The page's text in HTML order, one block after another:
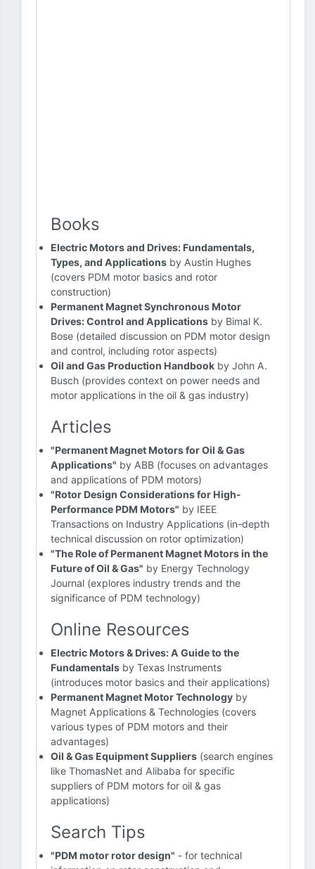
Books
Electric Motors and Drives: Fundamentals,
Types, and Applications by Austin Hughes
(covers PDM motor basics and rotor
construction)
Permanent Magnet Synchronous Motor
Drives: Control and Applications by Bimal K.
Bose (detailed discussion on PDM motor design
and control, including rotor aspects)
Oil and Gas Production Handbook by John A.
Busch (provides context on power needs and
motor applications in the oil & gas industry)
Articles
"Permanent Magnet Motors for Oil & Gas
Applications" by ABB (focuses on advantages
and applications of PDM motors)
"Rotor Design Considerations for High-
Performance PDM Motors" by IEEE
Transactions on Industry Applications (in-depth
technical discussion on rotor optimization)
"The Role of Permanent Magnet Motors in the
Future of Oil & Gas" by Energy Technology
Journal (explores industry trends and the
significance of PDM technology)
Online Resources
Electric Motors & Drives: A Guide to the
Fundamentals by Texas Instruments
(introduces motor basics and their applications)
Permanent Magnet Motor Technology by
Magnet Applications & Technologies (covers
various types of PDM motors and their
advantages)
Oil & Gas Equipment Suppliers (search engines
like ThomasNet and Alibaba for specific
suppliers of PDM motors for oil & gas
applications)
Search Tips
"PDM motor rotor design" - for technical